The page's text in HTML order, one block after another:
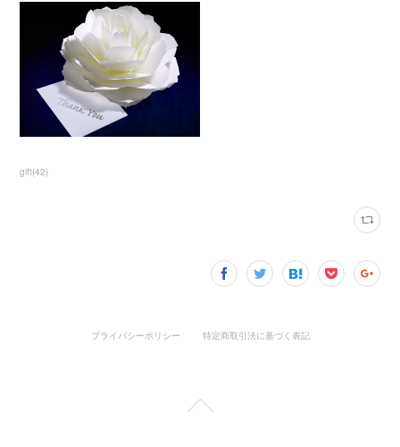
gift(42)
プライバシーポリシー 特定商取引法に基づく表記